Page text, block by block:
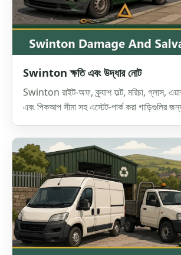
Swinton ক্ষতি এবং উদ্ধার নোট
Swinton রাইট-অফ, ক্র্যাশ ফল্ট, মরিচা, গ্লাস,
এবং পিকআপ সীমা সহ এস্টেট-পার্ক করা গাড়িগুলির